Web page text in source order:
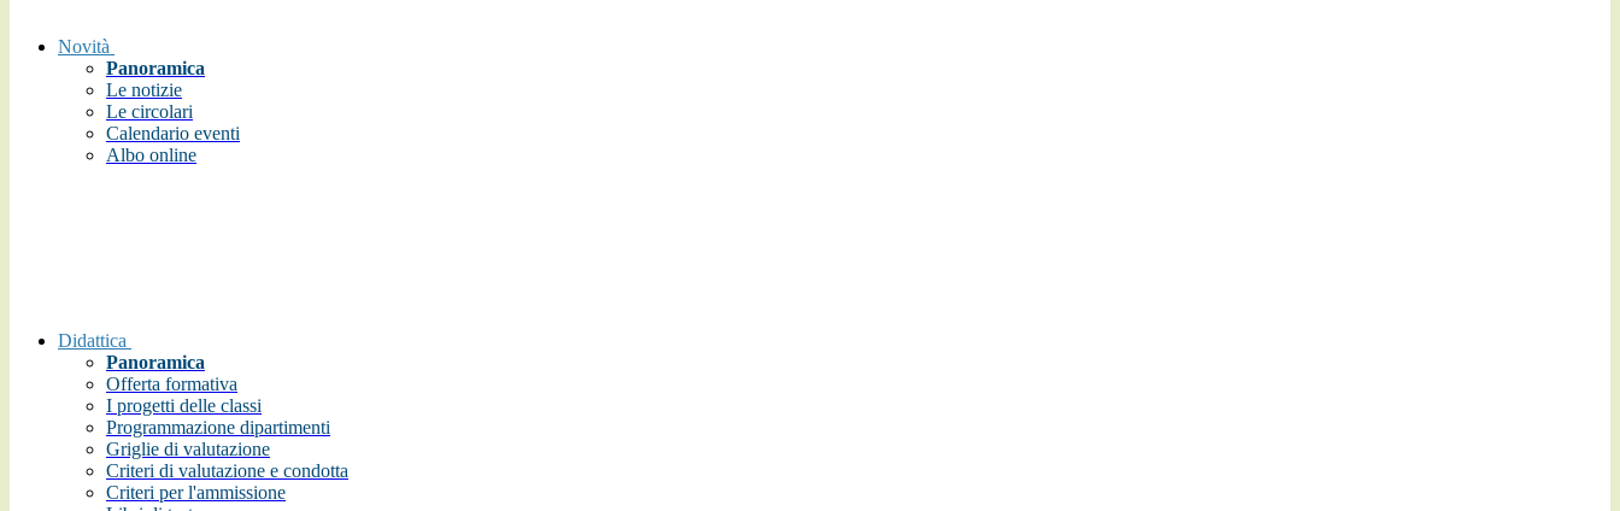
Novità
Panoramica
Le notizie
Le circolari
Calendario eventi
Albo online
Didattica
Panoramica
Offerta formativa
I progetti delle classi
Programmazione dipartimenti
Griglie di valutazione
Criteri di valutazione e condotta
Criteri per l'ammissione